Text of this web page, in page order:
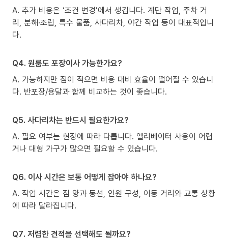
A. 추가 비용은 ‘조건 변경’에서 생깁니다. 계단 작업, 주차 거
리, 분해·조립, 특수 물품, 사다리차, 야간 작업 등이 대표적입니
다.
Q4. 원룸도 포장이사 가능한가요?
A. 가능하지만 짐이 적으면 비용 대비 효율이 떨어질 수 있습니
다. 반포장/용달과 함께 비교하는 것이 좋습니다.
Q5. 사다리차는 반드시 필요한가요?
A. 필요 여부는 현장에 따라 다릅니다. 엘리베이터 사용이 어렵
거나 대형 가구가 많으면 필요할 수 있습니다.
Q6. 이사 시간은 보통 어떻게 잡아야 하나요?
A. 작업 시간은 짐 양과 동선, 인원 구성, 이동 거리와 교통 상황
에 따라 달라집니다.
Q7. 저렴한 견적을 선택해도 될까요?